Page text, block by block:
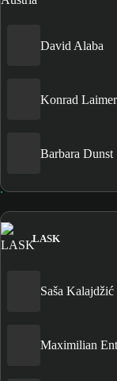
David Alaba
Konrad Laimer
Barbara Dunst
LASK
Saša Kalajdžić
Maximilian